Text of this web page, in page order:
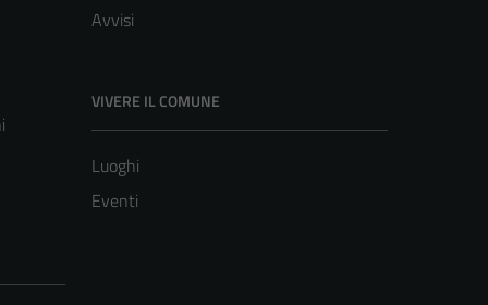
Avvisi
VIVERE IL COMUNE
Luoghi
Eventi